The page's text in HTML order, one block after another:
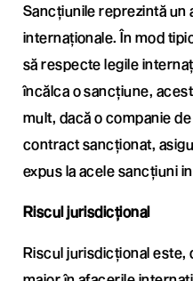
Sancțiunile reprezintă un
internaționale. În mod
să respecte legile
încălca o sancțiune,
mult, dacă o companie
contract sancționat,
expus la acele sancțiuni
Riscul jurisdicțional
Riscul jurisdicțional este,